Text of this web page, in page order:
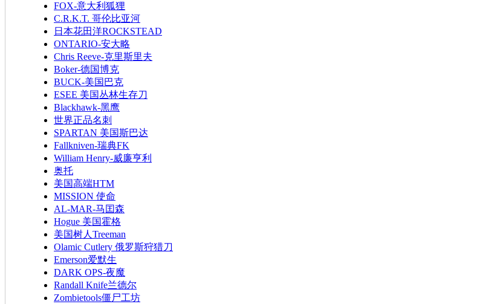
FOX-意大利狐狸
C.R.K.T. 哥伦比亚河
日本花田洋ROCKSTEAD
ONTARIO-安大略
Chris Reeve-克里斯里夫
Boker-德国博克
BUCK-美国巴克
ESEE 美国丛林生存刀
Blackhawk-黑鹰
世界正品名刺
SPARTAN 美国斯巴达
Fallkniven-瑞典FK
William Henry-威廉亨利
奥托
美国高端HTM
MISSION 使命
AL-MAR-马囯森
Hogue 美国霍格
美国树人Treeman
Olamic Cutlery 俄罗斯狩猎刀
Emerson爱默生
DARK OPS-夜魔
Randall Knife兰德尔
Zombietools僵尸工坊